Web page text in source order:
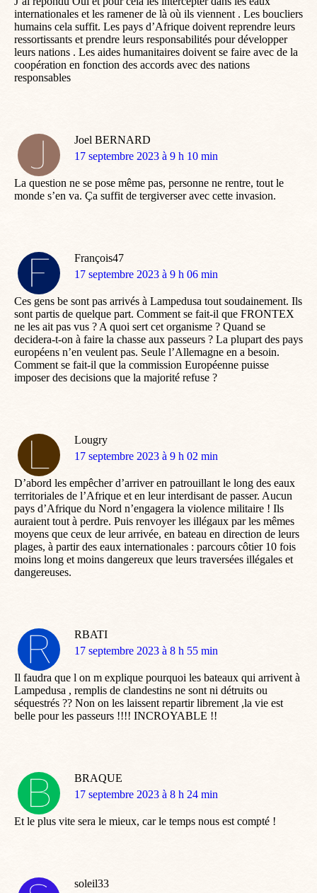
internationales et les ramener de là où ils viennent . Les boucliers
humains cela suffit. Les pays d’Afrique doivent reprendre leurs
ressortissants et prendre leurs responsabilités pour développer
leurs nations . Les aides humanitaires doivent se faire avec de la
coopération en fonction des accords avec des nations
responsables
Joel BERNARD
dit
17 septembre 2023 à 9 h 10 min
La question ne se pose même pas, personne ne rentre, tout le
monde s’en va. Ça suffit de tergiverser avec cette invasion.
François47
dit
17 septembre 2023 à 9 h 06 min
Ces gens be sont pas arrivés à Lampedusa tout soudainement. Ils
sont partis de quelque part. Comment se fait-il que FRONTEX
ne les ait pas vus ? A quoi sert cet organisme ? Quand se
decidera-t-on à faire la chasse aux passeurs ? La plupart des pays
européens n’en veulent pas. Seule l’Allemagne en a besoin.
Comment se fait-il que la commission Européenne puisse
imposer des decisions que la majorité refuse ?
Lougry
dit
17 septembre 2023 à 9 h 02 min
D’abord les empêcher d’arriver en patrouillant le long des eaux
territoriales de l’Afrique et en leur interdisant de passer. Aucun
pays d’Afrique du Nord n’engagera la violence militaire ! Ils
auraient tout à perdre. Puis renvoyer les illégaux par les mêmes
moyens que ceux de leur arrivée, en bateau en direction de leurs
plages, à partir des eaux internationales : parcours côtier 10 fois
moins long et moins dangereux que leurs traversées illégales et
dangereuses.
RBATI
dit
17 septembre 2023 à 8 h 55 min
Il faudra que l on m explique pourquoi les bateaux qui arrivent à
Lampedusa , remplis de clandestins ne sont ni détruits ou
séquestrés ?? Non on les laissent repartir librement ,la vie est
belle pour les passeurs !!!! INCROYABLE !!
BRAQUE
dit
17 septembre 2023 à 8 h 24 min
Et le plus vite sera le mieux, car le temps nous est compté !
soleil33